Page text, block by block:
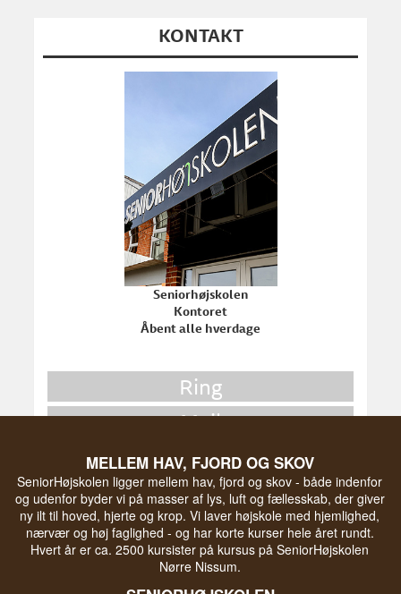
KONTAKT
Seniorhøjskolen
Kontoret
Åbent alle hverdage
Ring
Mail
Skriv en besked
MELLEM HAV, FJORD OG SKOV
SeniorHøjskolen ligger mellem hav, fjord og skov - både indenfor
og udenfor byder vi på masser af lys, luft og fællesskab, der giver
ny ilt til hoved, hjerte og krop. Vi laver højskole med hjemlighed,
nærvær og høj faglighed - og har korte kurser hele året rundt.
Hvert år er ca. 2500 kursister på kursus på SeniorHøjskolen
Nørre Nissum.